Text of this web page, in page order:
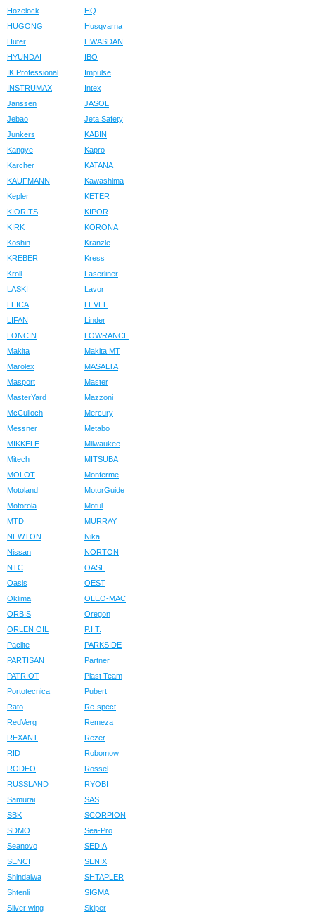
Hozelock
HQ
HUGONG
Husqvarna
Huter
HWASDAN
HYUNDAI
IBO
IK Professional
Impulse
INSTRUMAX
Intex
Janssen
JASOL
Jebao
Jeta Safety
Junkers
KABIN
Kangye
Kapro
Karcher
KATANA
KAUFMANN
Kawashima
Kepler
KETER
KIORITS
KIPOR
KIRK
KORONA
Koshin
Kranzle
KREBER
Kress
Kroll
Laserliner
LASKI
Lavor
LEICA
LEVEL
LIFAN
Linder
LONCIN
LOWRANCE
Makita
Makita MT
Marolex
MASALTA
Masport
Master
MasterYard
Mazzoni
McCulloch
Mercury
Messner
Metabo
MIKKELE
Milwaukee
Mitech
MITSUBA
MOLOT
Monferme
Motoland
MotorGuide
Motorola
Motul
MTD
MURRAY
NEWTON
Nika
Nissan
NORTON
NTC
OASE
Oasis
OEST
Oklima
OLEO-MAC
ORBIS
Oregon
ORLEN OIL
P.I.T.
Paclite
PARKSIDE
PARTISAN
Partner
PATRIOT
Plast Team
Portotecnica
Pubert
Rato
Re-spect
RedVerg
Remeza
REXANT
Rezer
RID
Robomow
RODEO
Rossel
RUSSLAND
RYOBI
Samurai
SAS
SBK
SCORPION
SDMO
Sea-Pro
Seanovo
SEDIA
SENCI
SENIX
Shindaiwa
SHTAPLER
Shtenli
SIGMA
Silver wing
Skiper